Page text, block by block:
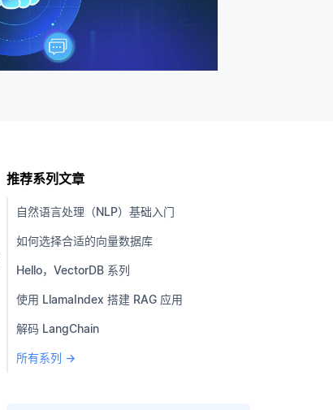
推荐系列文章
自然语言处理（NLP）基础入门
如何选择合适的向量数据库
Hello，VectorDB 系列
使用 LlamaIndex 搭建 RAG 应用
解码 LangChain
所有系列 →